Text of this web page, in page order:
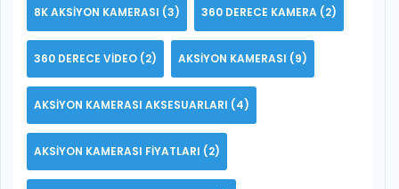
8K AKSIYON KAMERASI (3) 360 DERECE KAMERA (2)
360 DERECE VIDEO (2) AKSIYON KAMERASI (9)
AKSIYON KAMERASI AKSESUARLARI (4)
AKSIYON KAMERASI FIYATLARI (2)